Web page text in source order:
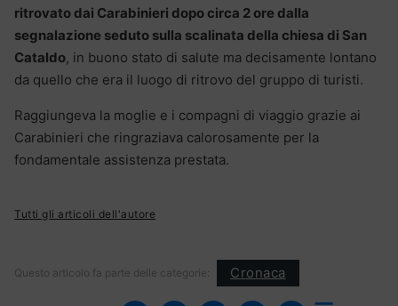
ritrovato dai Carabinieri dopo circa 2 ore dalla
segnalazione seduto sulla scalinata della chiesa di San
Cataldo, in buono stato di salute ma decisamente lontano
da quello che era il luogo di ritrovo del gruppo di turisti.
Raggiungeva la moglie e i compagni di viaggio grazie ai
Carabinieri che ringraziava calorosamente per la
fondamentale assistenza prestata.
Tutti gli articoli dell'autore
Questo articolo fa parte delle categorie: Cronaca